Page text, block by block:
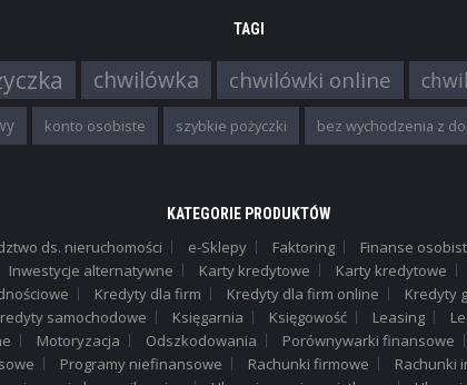
Kredyt mieszkaniowy
finansowanie do 90 %
nieruchomości długi ...
FINANSE OSOBISTE,POŻYCZKI
Pożyczka gotówkowa
szczegóły oferty
najwyższa kwota kredytu
...
TAGI
chwilówka chwilówki online
konto osobiste szybkie pożyczki bez wychodzenia z
KATEGORIE PRODUKTÓW
ds. nieruchomości e-Sklepy Faktoring Finanse
Inwestycje alternatywne
Karty kredytowe Karty kredytowe
Kredyty dla firm Kredyty dla firm online Kredyty
samochodowe
Księgarnia Księgowość Leasing
Motoryzacja Odszkodowania Porównywarki finansowe
Programy niefinansowe Rachunki firmowe Rachunki